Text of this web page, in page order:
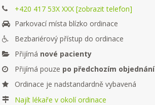
+420 417 53X XXX [zobrazit telefon]
Parkovací místa blízko ordinace
Bezbariérový přístup do ordinace
Přijímá nové pacienty
Přijímá pouze po předchozím objednání
Ordinace je nadstandardně vybavená
Najít lékaře v okolí ordinace